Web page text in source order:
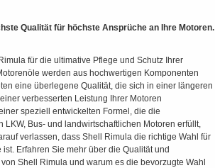
Qualität für höchste Ansprüche an Ihre Motoren.
für die ultimative Pflege und Schutz Ihrer
werden aus hochwertigen Komponenten
eine überlegene Qualität, die sich in einer längeren
verbesserten Leistung Ihrer Motoren
speziell entwickelten Formel, die die
LKW, Bus- und landwirtschaftlichen Motoren erfüllt,
verlassen, dass Shell Rimula die richtige Wahl für
ist. Erfahren Sie mehr über die Qualität und
Shell Rimula und warum es die bevorzugte Wahl